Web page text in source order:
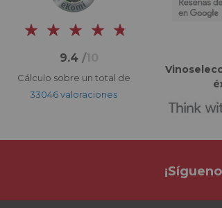
9.4 /10
Cálculo sobre un total de
33046 valoraciones